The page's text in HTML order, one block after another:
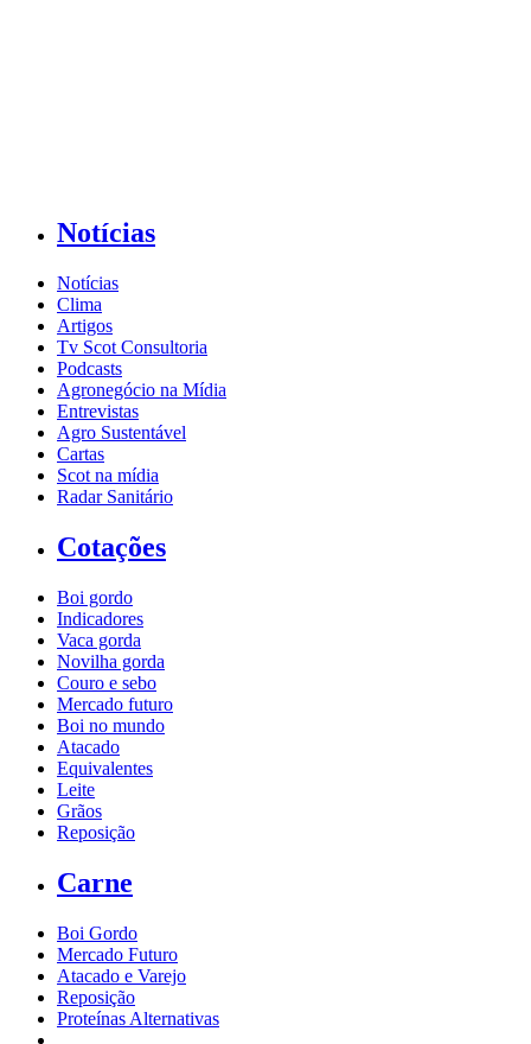
Notícias
Notícias
Clima
Artigos
Tv Scot Consultoria
Podcasts
Agronegócio na Mídia
Entrevistas
Agro Sustentável
Cartas
Scot na mídia
Radar Sanitário
Cotações
Boi gordo
Indicadores
Vaca gorda
Novilha gorda
Couro e sebo
Mercado futuro
Boi no mundo
Atacado
Equivalentes
Leite
Grãos
Reposição
Carne
Boi Gordo
Mercado Futuro
Atacado e Varejo
Reposição
Proteínas Alternativas